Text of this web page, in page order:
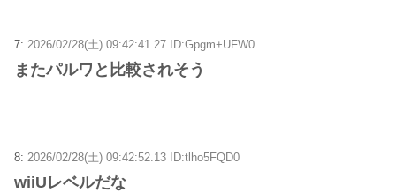
7: 2026/02/28(土) 09:42:41.27 ID:Gpgm+UFW0
またパルワと比較されそう
8: 2026/02/28(土) 09:42:52.13 ID:tlho5FQD0
wiiUレベルだな